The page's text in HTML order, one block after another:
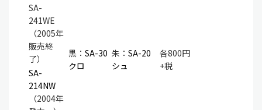
SA-
241WE
（2005年
販売終
了）
黒： SA-30
クロ
朱： SA-20
シュ
各800円
+税
SA-
214NW
（2004年